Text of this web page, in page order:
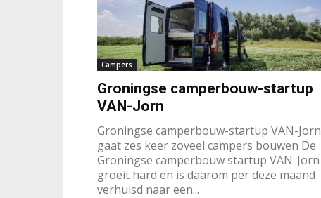
Campers
Groningse camperbouw-startup
VAN-Jorn
Groningse camperbouw-startup VAN-Jorn
gaat zes keer zoveel campers bouwen De
Groningse camperbouw startup VAN-Jorn
groeit hard en is daarom per deze maand
verhuisd naar een...